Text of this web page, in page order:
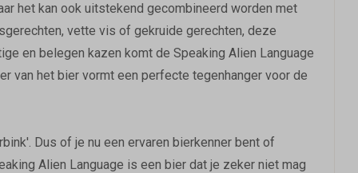
het kan ook uitstekend gecombineerd worden met
vette vis of gekruide gerechten, deze
en belegen kazen komt de Speaking Alien Language
van het bier vormt een perfecte tegenhanger voor de
Dus of je nu een ervaren bierkenner bent of
Alien Language is een bier dat je zeker niet mag